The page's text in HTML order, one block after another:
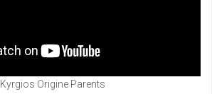
Kyrgios Origine Parents